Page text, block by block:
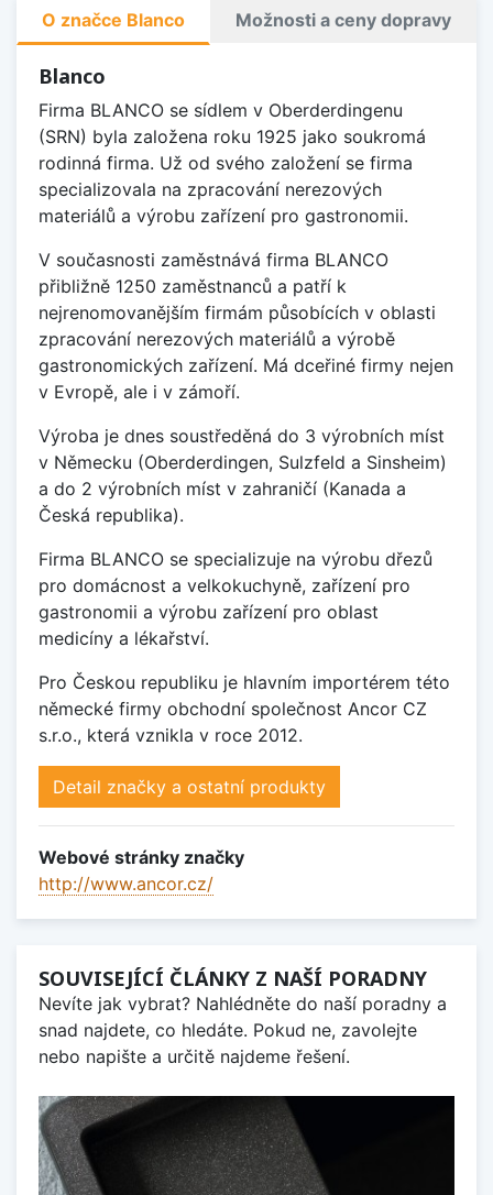
O značce Blanco Možnosti a ceny dopravy
Blanco
Firma BLANCO se sídlem v Oberderdingenu
(SRN) byla založena roku 1925 jako soukromá
rodinná firma. Už od svého založení se firma
specializovala na zpracování nerezových
materiálů a výrobu zařízení pro gastronomii.
V současnosti zaměstnává firma BLANCO
přibližně 1250 zaměstnanců a patří k
nejrenomovanějším firmám působících v oblasti
zpracování nerezových materiálů a výrobě
gastronomických zařízení. Má dceřiné firmy nejen
v Evropě, ale i v zámoří.
Výroba je dnes soustředěná do 3 výrobních míst
v Německu (Oberderdingen, Sulzfeld a Sinsheim)
a do 2 výrobních míst v zahraničí (Kanada a
Česká republika).
Firma BLANCO se specializuje na výrobu dřezů
pro domácnost a velkokuchyně, zařízení pro
gastronomii a výrobu zařízení pro oblast
medicíny a lékařství.
Pro Českou republiku je hlavním importérem této
německé firmy obchodní společnost Ancor CZ
s.r.o., která vznikla v roce 2012.
Detail značky a ostatní produkty
Webové stránky značky
http://www.ancor.cz/
SOUVISEJÍCÍ ČLÁNKY Z NAŠÍ PORADNY
Nevíte jak vybrat? Nahlédněte do naší poradny a
snad najdete, co hledáte. Pokud ne, zavolejte
nebo napište a určitě najdeme řešení.